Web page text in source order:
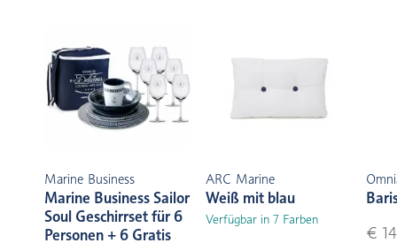
Marine Business
Marine Business Sailor
Soul Geschirrset für 6
Personen + 6 Gratis
ARC Marine
Weiß mit blau
Verfügbar in 7 Farben
€